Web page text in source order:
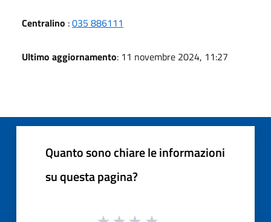
Centralino :035 886111
Ultimo aggiornamento: 11 novembre 2024, 11:27
Quanto sono chiare le informazioni
su questa pagina?